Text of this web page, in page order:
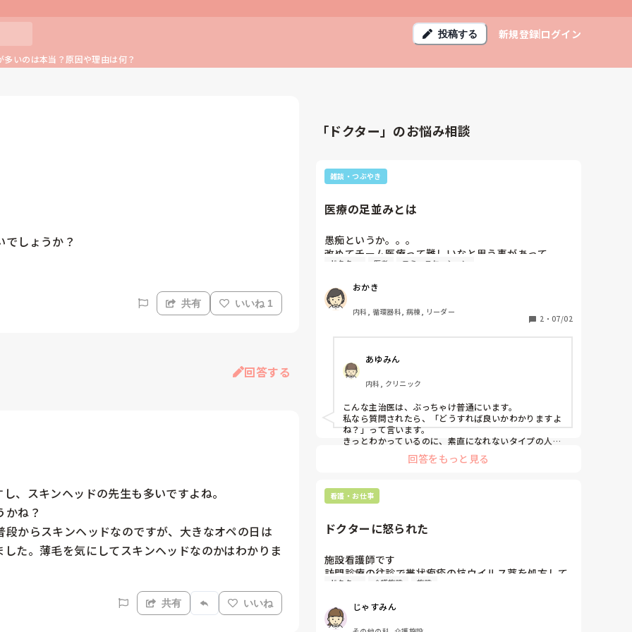
投稿する 新規登録ログイン
多いのは本当？原因や理由は何？
しょうか？
共有 いいね 1
回答する
、スキンヘッドの先生も多いですよね。
かね？
からスキンヘッドなのですが、大きなオペの日は
た。薄毛を気にしてスキンヘッドなのかはわかりま
共有 いいね
「ドクター」のお悩み相談
雑談・つぶやき
医療の足並みとは
愚痴というか。。。
改めてチーム医療って難しいなと思う事があって。
80代男性で気管切開されてる方で長期療養されてる
近は手の動きもなくなり睫毛反射もなく返事もない。
注入もポンプで投与していたけど痰の吹き出しも激し
く、誤嚥性肺炎も繰り返し、注入を中止し点滴治療開
始すれば呼吸状態は落ち着くけど低栄養で全身浮腫と
期で注入も行かずこのまま静かに最期を待つのだろう
と考えてたけど、主治医は肺炎が落ち着いた途端注入
再開を指示。ほとんど患者の所に行かずデータだけで
判断してるので見兼ねて、診察して下さいと進言した
ら、「3分ね」って言って診にいったので、全身浮腫
で下顎呼吸も出始めたりしてる状態を診て、じゃあど
うするの？って聞いてくる。ナースに聞くんですかと
半ば呆れてしまったし、こっちもこのまま静かに～と
も言えないし。家族には肺炎になった時に急変リスク
てしまうなぁと。何が正解とかは言えないけど、とに
かく患者さんは十分苦しんで頑張ってるんですよね。
ご清聴ありがとうございました🙏
ドクター 医者 コミュニケーション
おかき
内科, 循環器科, 病棟, リーダー
2 ・ 07/02
あゆみん
内科, クリニック
こんな主治医は、ぶっちゃけ普通にいます。
私なら質問されたら、「どうすれば良いかわかりますよ
ね？」って言います。
きっとわかっているのに、素直になれないタイプの人か
でも、言うことは聞いてくれるので、むしろ扱いやすい
私達の最も大切にするべきは、患者さんとその家族なの
で、「そのためなら協力してもらう。」と心の中で思い
その方が、家族が最後の時間を理解しながら、患者さん
チームの足並みよりも、その気持ちに寄り添った方が、
おかきさんの本当にしたいことができると思います。
回答をもっと見る
看護・お仕事
ドクターに怒られた
施設看護師です
訪問診療の往診で帯状疱疹の抗ウイルス薬を処方して
頂いたのですが入居者が納得せず他の皮膚科へ受診し
した。抗ウイルス薬が重複していたため、主治医であ
る訪問診療へ事の経緯を説明し、抗ウイルス薬以外の
ドクター 介護施設 施設
じゃすみん